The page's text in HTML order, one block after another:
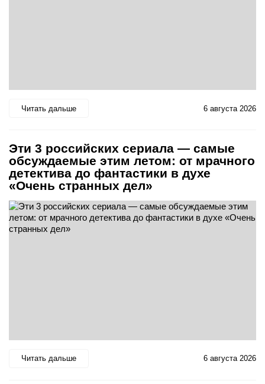
Читать дальше 6 августа 2026
Эти 3 российских сериала — самые
обсуждаемые этим летом: от мрачного
детектива до фантастики в духе
«Очень странных дел»
Читать дальше 6 августа 2026